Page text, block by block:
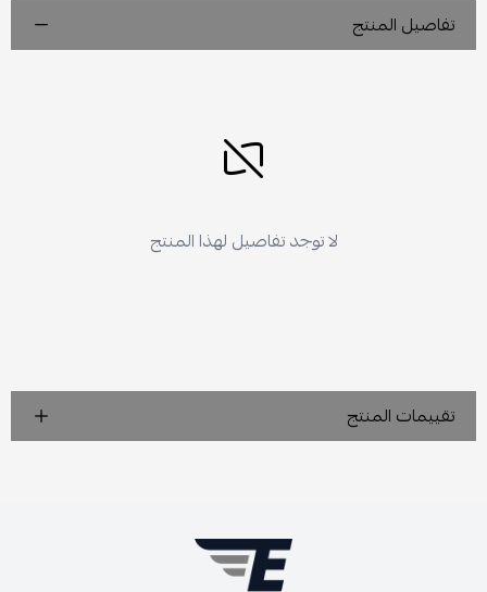
تفاصيل المنتج
لا توجد تفاصيل لهذا المنتج
تقييمات المنتج